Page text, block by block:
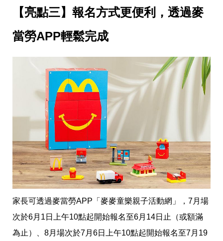
動
健
菜
窕
計
畫
優
新
時
事
【亮點三】報名方式更便利，透過麥
當勞APP輕鬆完成
家長可透過麥當勞APP「麥麥童樂親子活動網」，7月場
次於6月1日上午10點起開始報名至6月14日止（或額滿
為止）、8月場次於7月6日上午10點起開始報名至7月19